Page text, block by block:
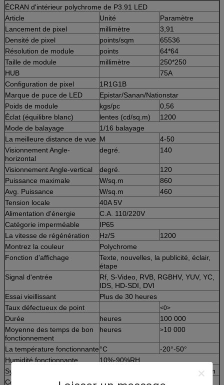
ÉCRAN d'intérieur polychrome de P3.91 LED
Article
Unité
Paramètre
Lancement de pixel
millimètre
3,91
Densité de pixel
points/sqm
65536
Résolution de module
points
64*64
Taille de module
millimètre
250*250
HUB
75A
Configuration de pixel
1R1G1B
Marque de puce de LED
Epistar/Sanan/Nationstar
Poids de module
kgs/pc
0,56
Éclat (équilibre blanc)
lentes (cd/sq.m)
1200
Mode de balayage
1/16 balayage
La meilleure distance de vue M
4-50
Visionnement Angle-
horizontal
degré. 140
Visionnement Angle-vertical degré.
120
Puissance maximale
W/sq.m
860
Avg. Puissance
W/sq.m
460
Tension locale
40A 5V
Alimentation d'énergie
C.A. 110/220V
Catégorie imperméable
IP65
La vitesse de régénération
Hz/S
1200
Montrez la couleur
Polychrome
Fonction d'affichage
Texte, nouvelles, la publicité, éclair,
étape
Signal d'entrée
Rf, S-Video, RVB, RGBHV, YUV, YC,
IDS, HD-SDI, DVI
Essai vieillissant
Plus de 30 heures
Taux défectueux de point
<0>
Durée heures
100 000
Moyenne des temps de bon
fonctionnement
heures >10 000
La température fonctionnante°C
-20°-50°
Humidité fonctionnante
10%-90%RH
Système de contrôle
Synchronisation ou Asynchronization
Certificat de qualité
ETL, CE, RoHS, TUV, classe A,